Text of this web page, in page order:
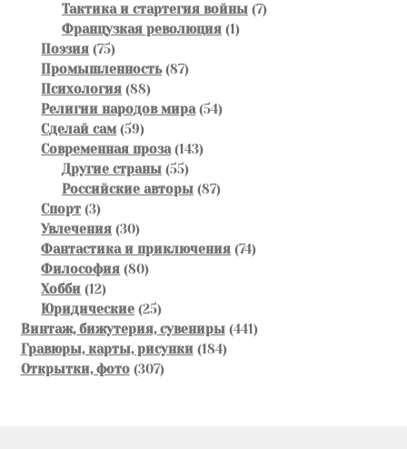
товаров
Тактика и стартегия войны 77
Французкая революция 11
Поэзия 7575
товаров
Промышленность 8787
Психология 8888
товаров
Религии народов мира 5454
Сделай сам 5959
товаров
Современная проза 143143
Другие страны 5555
товаров
Российские авторы 8787
Спорт 33
товара
Увлечения 3030
товаров
Фантастика и приключения 7474
Философия 8080
Хобби 1212
товаров
Юридические 2525
товаров
Винтаж, бижутерия, сувениры 441441
Гравюры, карты, рисунки 184184
Открытки, фото 307307